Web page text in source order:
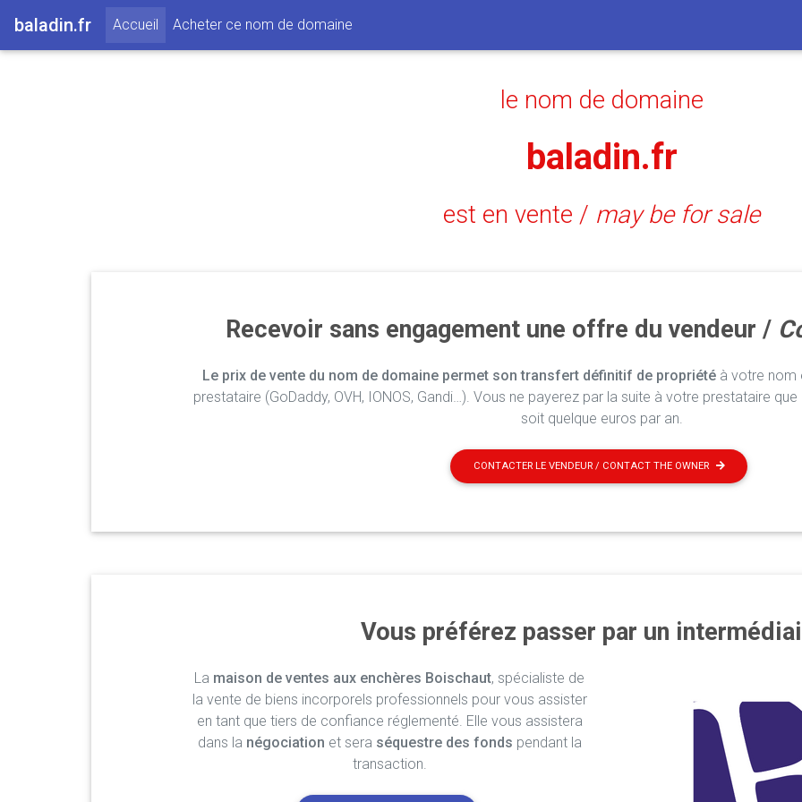
baladin.fr Accueil (current)
Acheter ce nom de domaine
le nom de domaine
baladin.fr
est en vente / may be for sale
Recevoir sans engagement une offre du vendeur /
Le prix de vente du nom de domaine permet son transfert définitif de propriétéà votre nom
prestataire (GoDaddy, OVH, IONOS, Gandi…). Vous ne payerez par la suite à votre prestataire
soit quelque euros par an.
CONTACTER LE VENDEUR / CONTACT THE OWNER
Vous préférez passer par un
La maison de ventes aux enchères Boischaut, spécialiste de
la vente de biens incorporels professionnels pour vous assister
en tant que tiers de confiance réglementé. Elle vous assistera
dans la négociation et sera séquestre des fonds pendant la
transaction.